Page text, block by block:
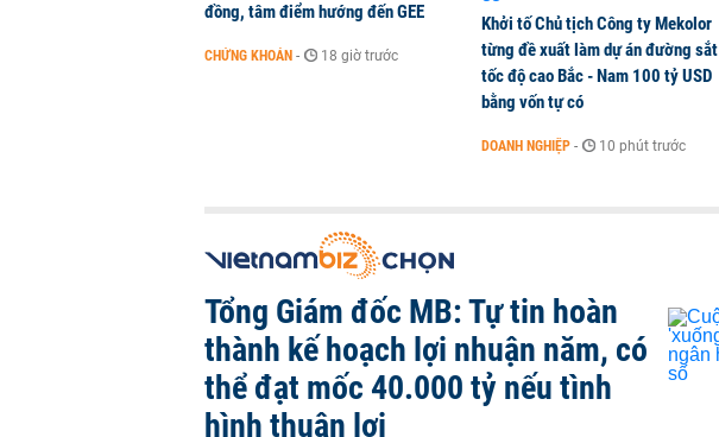
đồng, tâm điểm hướng đến GEE
CHỨNG KHOÁN - 18 giờ trước
Khởi tố Chủ tịch Công ty Mekolor
từng đề xuất làm dự án đường sắt
tốc độ cao Bắc - Nam 100 tỷ USD
bằng vốn tự có
DOANH NGHIỆP - 10 phút trước
Tổng Giám đốc MB: Tự tin hoàn
thành kế hoạch lợi nhuận năm, có
thể đạt mốc 40.000 tỷ nếu tình
hình thuận lợi